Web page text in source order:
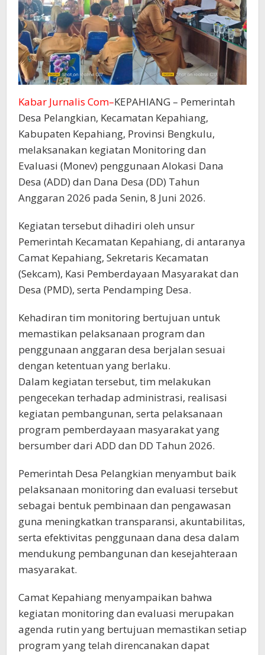
Kabar Jurnalis Com–KEPAHIANG – Pemerintah
Desa Pelangkian, Kecamatan Kepahiang,
Kabupaten Kepahiang, Provinsi Bengkulu,
melaksanakan kegiatan Monitoring dan
Evaluasi (Monev) penggunaan Alokasi Dana
Desa (ADD) dan Dana Desa (DD) Tahun
Anggaran 2026 pada Senin, 8 Juni 2026.
Kegiatan tersebut dihadiri oleh unsur
Pemerintah Kecamatan Kepahiang, di antaranya
Camat Kepahiang, Sekretaris Kecamatan
(Sekcam), Kasi Pemberdayaan Masyarakat dan
Desa (PMD), serta Pendamping Desa.
Kehadiran tim monitoring bertujuan untuk
memastikan pelaksanaan program dan
penggunaan anggaran desa berjalan sesuai
dengan ketentuan yang berlaku.
Dalam kegiatan tersebut, tim melakukan
pengecekan terhadap administrasi, realisasi
kegiatan pembangunan, serta pelaksanaan
program pemberdayaan masyarakat yang
bersumber dari ADD dan DD Tahun 2026.
Pemerintah Desa Pelangkian menyambut baik
pelaksanaan monitoring dan evaluasi tersebut
sebagai bentuk pembinaan dan pengawasan
guna meningkatkan transparansi, akuntabilitas,
serta efektivitas penggunaan dana desa dalam
mendukung pembangunan dan kesejahteraan
masyarakat.
Camat Kepahiang menyampaikan bahwa
kegiatan monitoring dan evaluasi merupakan
agenda rutin yang bertujuan memastikan setiap
program yang telah direncanakan dapat